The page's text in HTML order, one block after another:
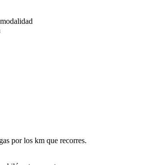
por los km que recorres.